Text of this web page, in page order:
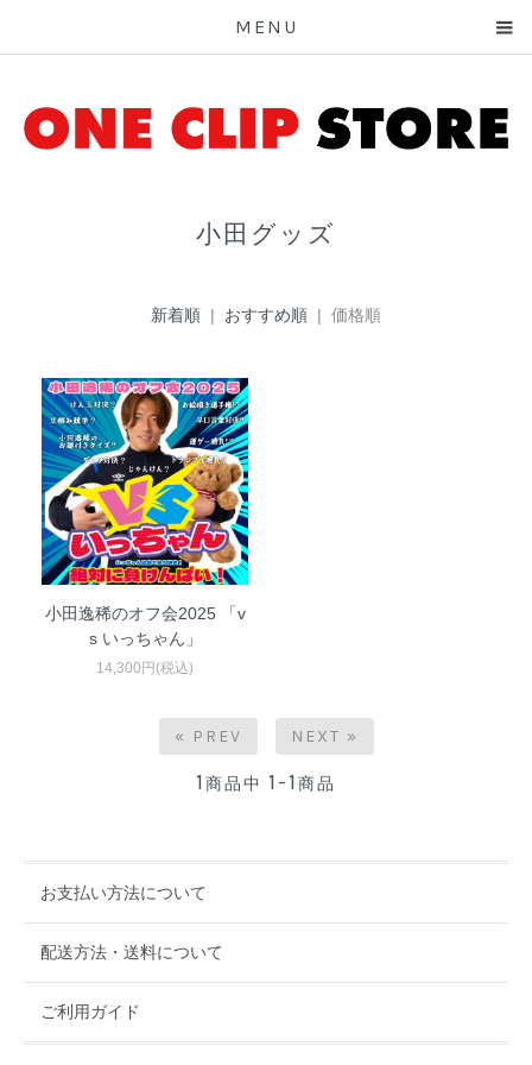
MENU
小田グッズ
新着順 | おすすめ順 | 価格順
小田逸稀のオフ会2025 「v
s いっちゃん」
14,300円(税込)
« PREV NEXT »
1 商品中 1-1 商品
お支払い方法について
配送方法・送料について
ご利用ガイド